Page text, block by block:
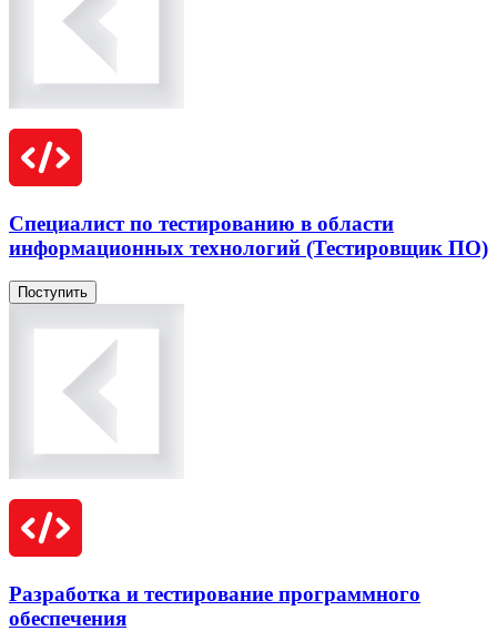
Специалист по тестированию в области
информационных технологий (Тестировщик ПО)
Поступить
Разработка и тестирование программного
обеспечения